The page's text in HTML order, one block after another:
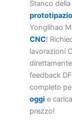
Stanco
Yonglihao
CNC!
lavorazioni
feedback
completo
oggi e
prezzo!